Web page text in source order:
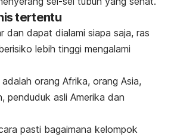
tertentu
dan dapat dialami siapa saja, ras
lebih tinggi mengalami
orang Afrika, orang Asia,
penduduk asli Amerika dan
pasti bagaimana kelompok